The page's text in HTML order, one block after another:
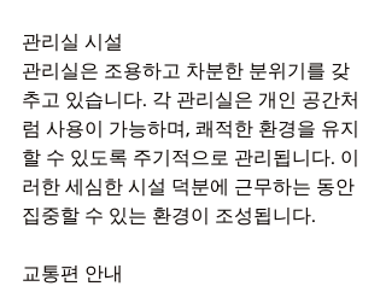
관리실 시설
관리실은 조용하고 차분한 분위기를 갖
추고 있습니다. 각 관리실은 개인 공간처
럼 사용이 가능하며, 쾌적한 환경을 유지
할 수 있도록 주기적으로 관리됩니다. 이
러한 세심한 시설 덕분에 근무하는 동안
집중할 수 있는 환경이 조성됩니다.
교통편 안내